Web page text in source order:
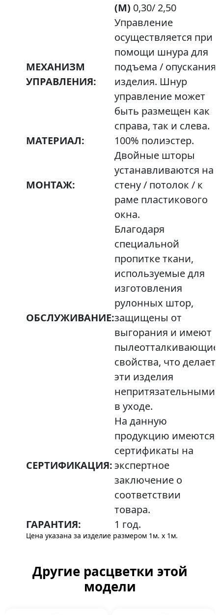
(М) 0,30/ 2,50
МЕХАНИЗМ
УПРАВЛЕНИЯ:
Управление
осуществляется при
помощи шнура для
подъема / опускания
изделия. Шнур
управление может
быть размещен как
справа, так и слева.
МАТЕРИАЛ:
100% полиэстер.
МОНТАЖ:
Двойные шторы
устанавливаются на
стену / потолок / к
раме пластикового
окна.
ОБСЛУЖИВАНИЕ:
Благодаря
специальной
пропитке ткани,
используемые для
изготовления
рулонных штор,
защищены от
выгорания и имеют
пылеотталкивающие
свойства, что делает
эти изделия
непритязательными
в уходе.
СЕРТИФИКАЦИЯ:
На данную
продукцию имеются
сертификаты на
экспертное
заключение о
соответствии
товара.
ГАРАНТИЯ:
1 год.
Цена указана за изделие размером 1м. x 1м.
Другие расцветки этой
модели